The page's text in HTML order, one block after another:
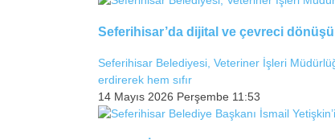
Seferihisar’da dijital ve çevreci
Seferihisar Belediyesi, Veteriner İşleri
erdirerek hem sıfır
14 Mayıs 2026 Perşembe 11:53